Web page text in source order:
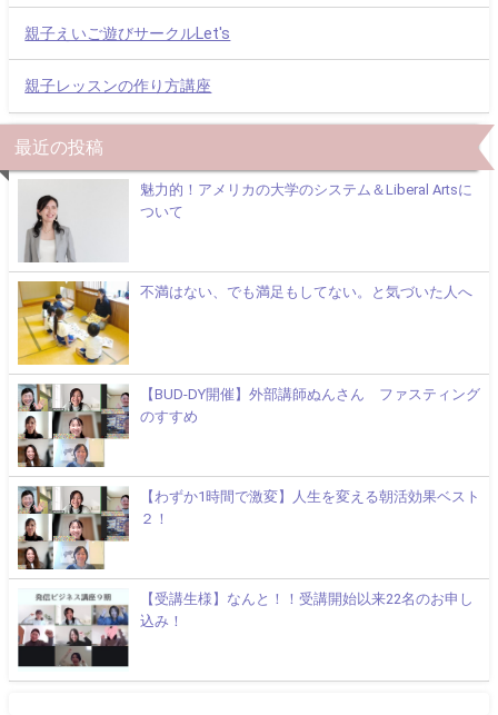
親子えいご遊びサークルLet's
親子レッスンの作り方講座
最近の投稿
魅力的！アメリカの大学のシステム＆Liberal Artsに
ついて
不満はない、でも満足もしてない。と気づいた人へ
【BUD-DY開催】外部講師ぬんさん ファスティング
のすすめ
【わずか1時間で激変】人生を変える朝活効果ベスト
２！
【受講生様】なんと！！受講開始以来22名のお申し
込み！